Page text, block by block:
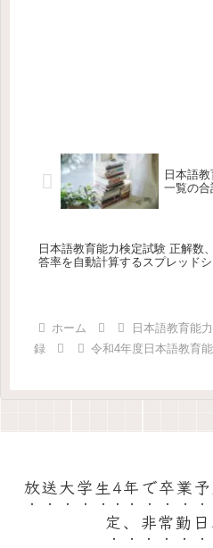
日本語
一覧の
日本語教育能力検定試験 正解数
答率を自動計算するスプレッドシ
ホーム
日本語教育能
録
令和4年度日本語教育
放送大学生4年で卒業
定、非常勤